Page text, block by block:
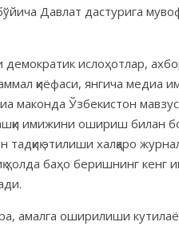
Давлат дастурига
демократик ислоҳотлар,
қиёфаси, янгича медиа
Ўзбекистон
имижини ошириш билан
этилиши халқаро
ҳолда баҳо беришнинг кенг
амалга оширилиши